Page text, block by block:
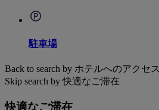
駐車場
Back to search by ホテルへのアクセス
Skip search by 快適なご滞在
快適なご滞在